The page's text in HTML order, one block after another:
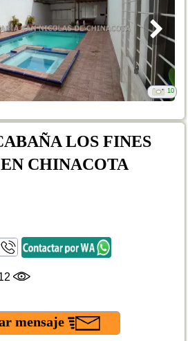
10
LOS FINES
CHINACOTA
mensaje